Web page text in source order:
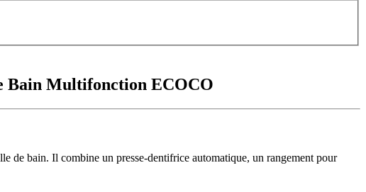
Bain Multifonction ECOCO
de bain. Il combine un presse-dentifrice automatique, un rangement pour